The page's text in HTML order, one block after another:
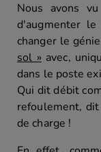
Nous avons
d'augmenter
changer le
sol » avec,
dans le poste
Qui dit débit
refoulement,
de charge !